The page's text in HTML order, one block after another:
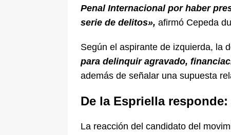
Penal Internacional por haber
serie de delitos», afirmó Cepeda
Según el aspirante de izquierda, la
para delinquir agravado,
además de señalar una supuesta
De la Espriella
La reacción del candidato del